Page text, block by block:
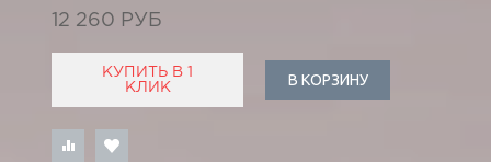
12 260 РУБ
КУПИТЬ В 1
КЛИК
В КОРЗИНУ